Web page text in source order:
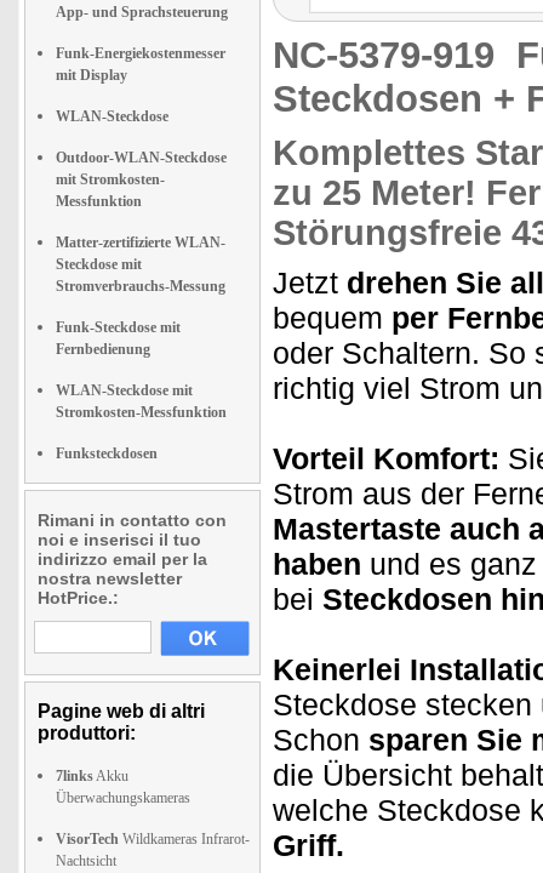
App- und Sprachsteuerung
Funk-Energiekostenmesser
mit Display
WLAN-Steckdose
Outdoor-WLAN-Steckdose
mit Stromkosten-
Messfunktion
Matter-zertifizierte WLAN-
Steckdose mit
Stromverbrauchs-Messung
Funk-Steckdose mit
Fernbedienung
WLAN-Steckdose mit
Stromkosten-Messfunktion
Funksteckdosen
Rimani in contatto con
noi e inserisci il tuo
indirizzo email per la
nostra newsletter
HotPrice.:
Pagine web di altri
produttori:
7linksAkku
Überwachungskameras
VisorTech Wildkameras Infrarot-
Nachtsicht
NC-5379-919
Steckdosen +
Komplettes
zu 25 Meter!
Störungsfreie
Jetzt drehen Sie
bequem per
oder Schaltern. So
richtig viel Strom
Vorteil Komfort:
Strom aus der
Mastertaste auch
haben und es
bei Steckdosen
Keinerlei
Steckdose
Schon sparen Sie
die Übersicht
welche Steckdose
Griff.